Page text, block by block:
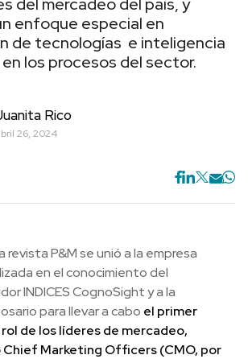
enfoque especial en
de tecnologías e inteligencia
los procesos del sector.
Rico
26, 2024
revista P&M se unió a la empresa
en el conocimiento del
INDICES CognoSight y a la
para llevar a cabo el primer
de los líderes de mercadeo,
Marketing Officers (CMO, por